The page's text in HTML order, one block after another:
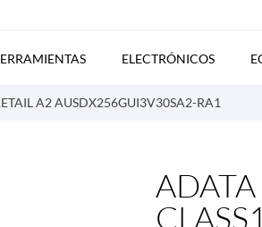
ELECTRÓNICOS
A2 AUSDX256GUI3V30SA2-RA1